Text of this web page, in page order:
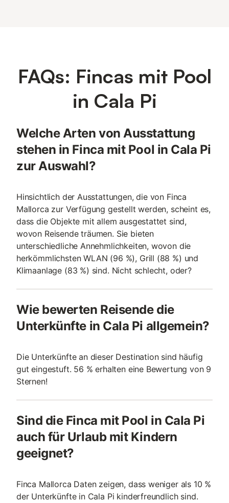
FAQs: Fincas mit Pool
in Cala Pi
Welche Arten von Ausstattung
stehen in Finca mit Pool in Cala Pi
zur Auswahl?
Hinsichtlich der Ausstattungen, die von Finca
Mallorca zur Verfügung gestellt werden, scheint es,
dass die Objekte mit allem ausgestattet sind,
wovon Reisende träumen. Sie bieten
unterschiedliche Annehmlichkeiten, wovon die
herkömmlichsten WLAN (96 %), Grill (88 %) und
Klimaanlage (83 %) sind. Nicht schlecht, oder?
Wie bewerten Reisende die
Unterkünfte in Cala Pi allgemein?
Die Unterkünfte an dieser Destination sind häufig
gut eingestuft. 56 % erhalten eine Bewertung von 9
Sternen!
Sind die Finca mit Pool in Cala Pi
auch für Urlaub mit Kindern
geeignet?
Finca Mallorca Daten zeigen, dass weniger als 10 %
der Unterkünfte in Cala Pi kinderfreundlich sind.